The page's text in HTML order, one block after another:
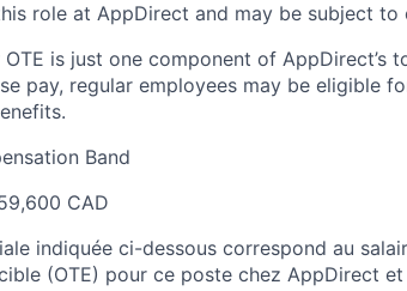
role at AppDirect and may be subject to
OTE is just one component of AppDirect’s
pay, regular employees may be eligible
Band
CAD
indiquée ci-dessous correspond au
(OTE) pour ce poste chez AppDirect